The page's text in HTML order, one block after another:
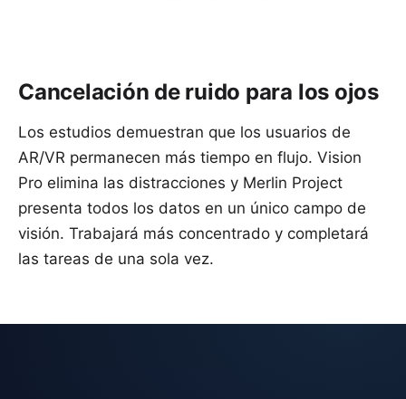
Cancelación de ruido para los ojos
Los estudios demuestran que los usuarios de
AR/VR permanecen más tiempo en flujo. Vision
Pro elimina las distracciones y Merlin Project
presenta todos los datos en un único campo de
visión. Trabajará más concentrado y completará
las tareas de una sola vez.